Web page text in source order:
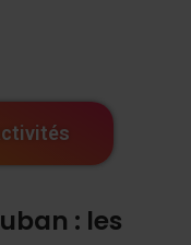
: les